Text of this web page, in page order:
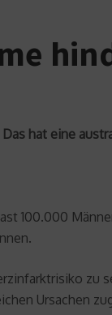
hat eine
100.000
zu
Ursachen